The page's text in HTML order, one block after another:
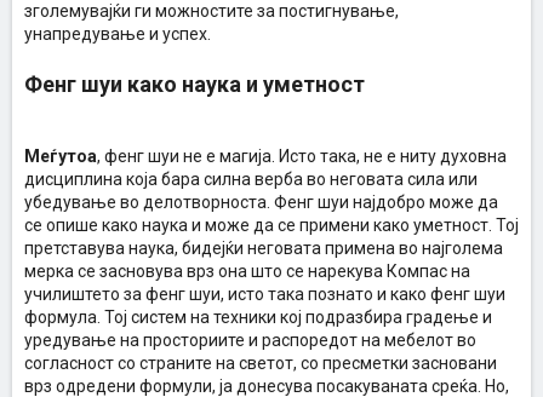
зголемувајќи ги можностите за постигнување,
унапредување и успех.
Фенг шуи како наука и уметност
Меѓутоа, фенг шуи не е магија. Исто така, не е ниту духовна
дисциплина која бара силна верба во неговата сила или
убедување во делотворноста. Фенг шуи најдобро може да
се опише како наука и може да се примени како уметност. Тој
претставува наука, бидејќи неговата примена во најголема
мерка се засновува врз она што се нарекува Компас на
училиштето за фенг шуи, исто така познато и како фенг шуи
формула. Тој систем на техники кој подразбира градење и
уредување на просториите и распоредот на мебелот во
согласност со страните на светот, со пресметки засновани
врз одредени формули, ја донесува посакуваната среќа. Но,